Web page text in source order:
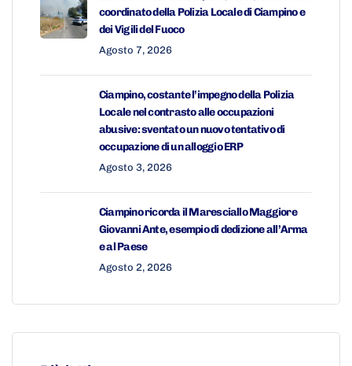
coordinato della Polizia Locale di Ciampino e
dei Vigili del Fuoco
Agosto 7, 2026
Ciampino, costante l’impegno della Polizia
Locale nel contrasto alle occupazioni
abusive: sventato un nuovo tentativo di
occupazione di un alloggio ERP
Agosto 3, 2026
Ciampino ricorda il Maresciallo Maggiore
Giovanni Ante, esempio di dedizione all’Arma
e al Paese
Agosto 2, 2026